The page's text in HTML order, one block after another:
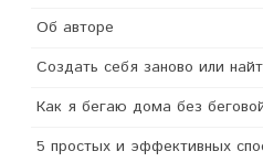
Об авторе
Создать себя заново или
Как я бегаю дома без
5 простых и эффективных